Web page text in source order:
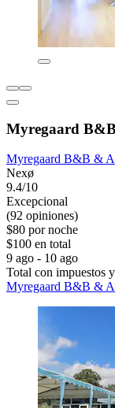
Myregaard
Myregaard B&B &
Nexø
9.4/10
Excepcional
(92 opiniones)
$80 por noche
$100 en total
9 ago - 10 ago
Total con impuestos
Myregaard B&B &